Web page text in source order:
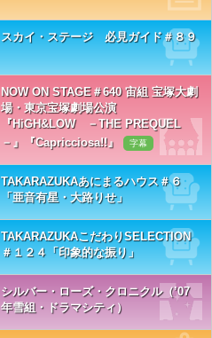
スカイ・ステージ 必見ガイド＃８９
NOW ON STAGE＃640 宙組 宝塚大劇
場・東京宝塚劇場公演
『HiGH&LOW －THE PREQUEL
－』『Capricciosa!!』
字幕
TAKARAZUKAあにまるハウス＃６
「亜音有星・大路りせ」
TAKARAZUKAこだわりSELECTION
＃１２４「印象的な振り」
シルバー・ローズ・クロニクル（’07
年雪組・ドラマシティ）